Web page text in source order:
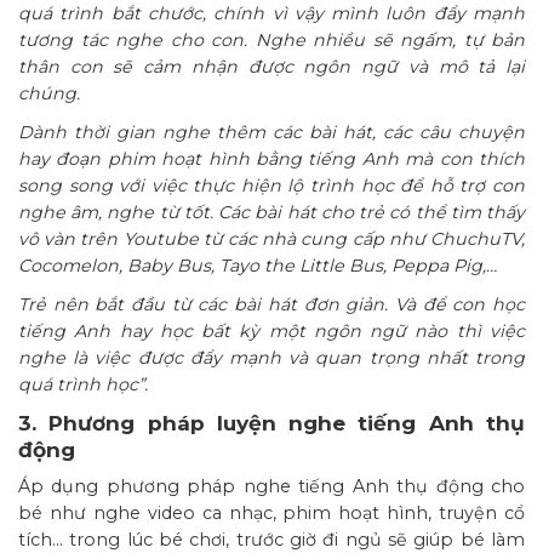
quá trình bắt chước, chính vì vậy mình luôn đẩy mạnh
tương tác nghe cho con. Nghe nhiều sẽ ngấm, tự bản
thân con sẽ cảm nhận được ngôn ngữ và mô tả lại
chúng.
Dành thời gian nghe thêm các bài hát, các câu chuyện
hay đoạn phim hoạt hình bằng tiếng Anh mà con thích
song song với việc thực hiện lộ trình học để hỗ trợ con
nghe âm, nghe từ tốt. Các bài hát cho trẻ có thể tìm thấy
vô vàn trên Youtube từ các nhà cung cấp như ChuchuTV,
Cocomelon, Baby Bus, Tayo the Little Bus, Peppa Pig,…
Trẻ nên bắt đầu từ các bài hát đơn giản. Và để con học
tiếng Anh hay học bất kỳ một ngôn ngữ nào thì việc
nghe là việc được đẩy mạnh và quan trọng nhất trong
quá trình học”.
3. Phương pháp luyện nghe tiếng Anh thụ
động
Áp dụng phương pháp nghe tiếng Anh thụ động cho
bé như nghe video ca nhạc, phim hoạt hình, truyện cổ
tích… trong lúc bé chơi, trước giờ đi ngủ sẽ giúp bé làm